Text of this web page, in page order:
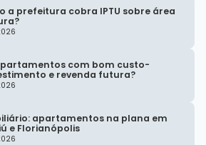
a prefeitura cobra IPTU sobre área
com bom custo-
e revenda futura?
apartamentos na plana em
e Florianópolis